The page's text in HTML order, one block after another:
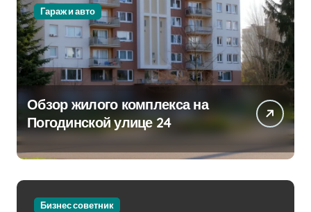
Гараж и авто
Обзор жилого комплекса на
Погодинской улице 24
Бизнес советник